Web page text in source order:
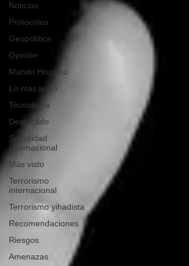
Noticias
Protocolos
Geopolítica
Opinión
Mundo Hispano
Lo más leído
Tecnología
Destacado
Seguridad
Internacional
Más visto
Terrorismo
internacional
Terrorismo yihadista
Recomendaciones
Riesgos
Amenazas